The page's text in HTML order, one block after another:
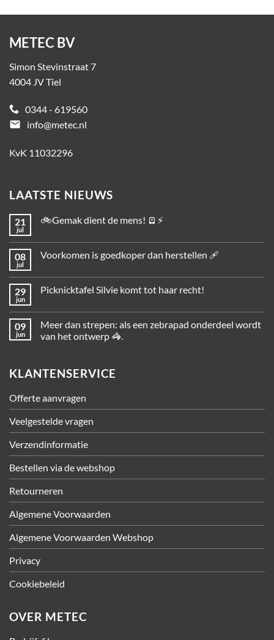
METEC BV
Simon Stevinstraat 7
4004 JV Tiel
0344 - 619560
email
info@metec.nl
KvK 11032296
LAATSTE NIEUWS
21
jul
🚲Gemak dient de mens! 🪫⚡
08
jul
Voorkomen is goedkoper dan herstellen 🩹
29
jun
Picknicktafel Silvie komt tot haar recht!
09
jun
Meer dan strepen: als een zebrapad onderdeel wordt
van het ontwerp 🦓.
KLANTENSERVICE
Offerte aanvragen
Veelgestelde vragen
Verzendinformatie
Bestellen via de webshop
Retourneren
Algemene Voorwaarden
Algemene Voorwaarden Webshop
Privacy
Cookiebeleid
OVER METEC